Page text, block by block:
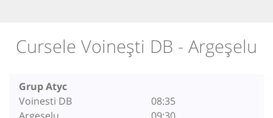
Cursele Voinești DB - Argeșelu
Grup Atyc
Voinesti DB
08:35